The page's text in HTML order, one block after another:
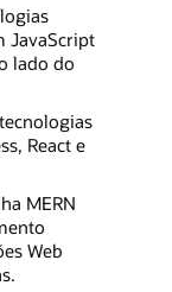
JavaScript
lado do
React e
MERN
Web